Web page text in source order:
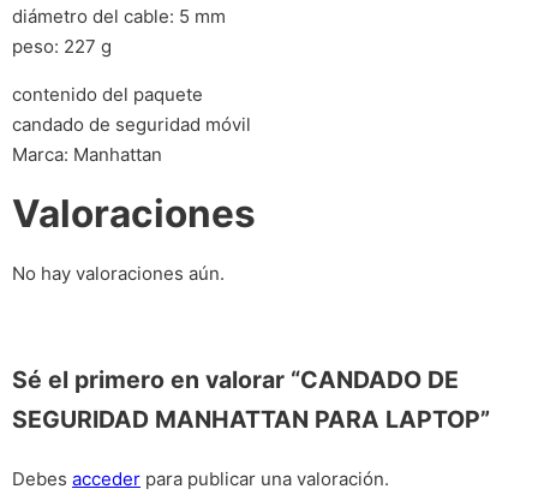
diámetro del cable: 5 mm
peso: 227 g
contenido del paquete
candado de seguridad móvil
Marca: Manhattan
Valoraciones
No hay valoraciones aún.
Sé el primero en valorar “CANDADO DE
SEGURIDAD MANHATTAN PARA LAPTOP”
Debes acceder para publicar una valoración.